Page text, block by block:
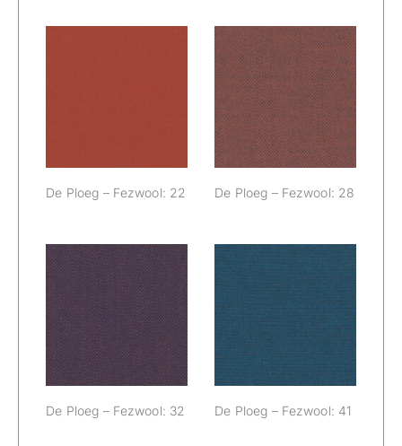
De Ploeg – Fezwool: 22
De Ploeg –
Fezwool: 28
De Ploeg – Fezwool: 28
De Ploeg –
Fezwool: 32
De Ploeg – Fezwool: 32
Fezwool: 41
De Ploeg – Fezwool: 41